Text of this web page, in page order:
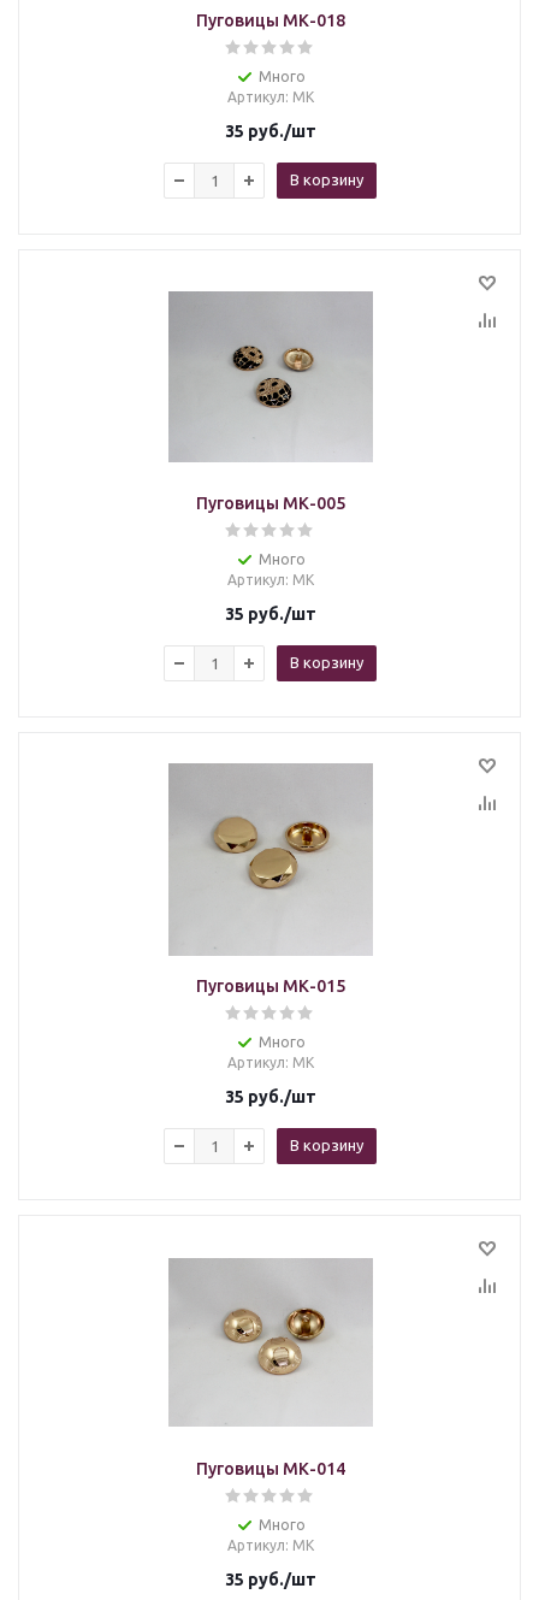
Пуговицы МК-018
Много
Артикул: МК
35 руб./шт
В корзину
Пуговицы МК-005
Много
Артикул: МК
35 руб./шт
В корзину
Пуговицы МК-015
Много
Артикул: МК
35 руб./шт
В корзину
Пуговицы МК-014
Много
Артикул: МК
35 руб./шт